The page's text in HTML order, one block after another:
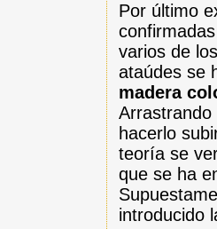
Por último
varios de
ataúdes se
madera
hacerlo
teoría se
que se ha
introducido